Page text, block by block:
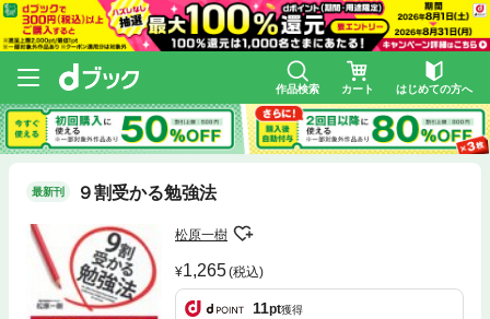
作品検索 カート はじめての方へ
最新刊 ９割受かる勉強法
松原一樹
1,265(税込)
11pt獲得